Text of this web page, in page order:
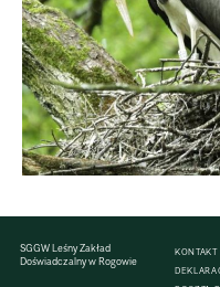
SGGW Leśny Zakład
Doświadczalny w Rogowie
KONTAKT